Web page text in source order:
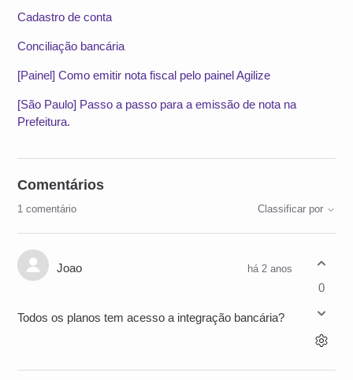
Cadastro de conta
Conciliação bancária
[Painel] Como emitir nota fiscal pelo painel Agilize
[São Paulo] Passo a passo para a emissão de nota na
Prefeitura.
Comentários
1 comentário Classificar por
Joao há 2 anos
Todos os planos tem acesso a integração bancária?
0